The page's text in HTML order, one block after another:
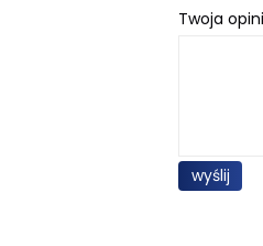
Twoja
wyślij